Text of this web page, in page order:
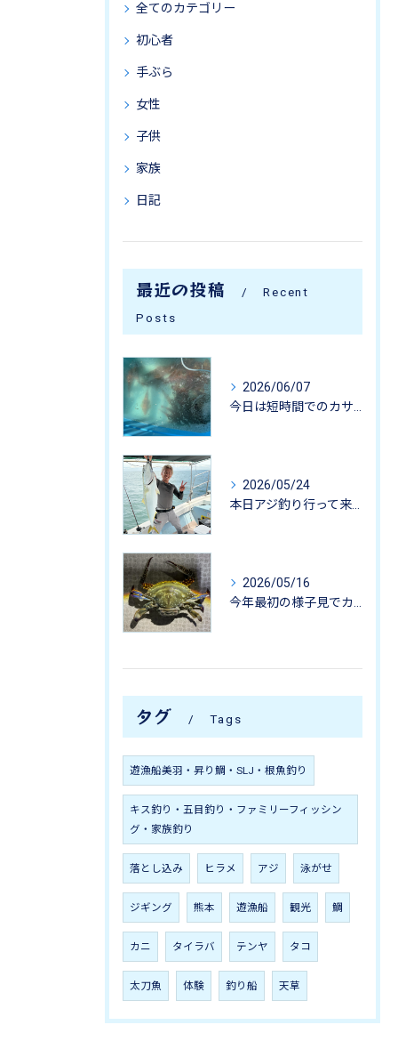
全てのカテゴリー
初心者
手ぶら
女性
子供
家族
日記
最近の投稿
Recent
Posts
2026/06/07
2026/05/24
2026/05/16
タグ Tags
遊漁船美羽・昇り鯛・SLJ・根魚釣り
キス釣り・五目釣り・ファミリーフィッシン
グ・家族釣り
落とし込み ヒラメ アジ 泳がせ
ジギング 熊本 遊漁船 観光 鯛
カニ タイラバ テンヤ タコ
太刀魚 体験 釣り船 天草